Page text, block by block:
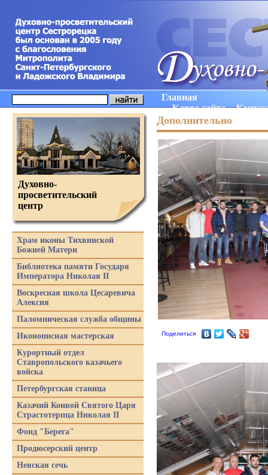
Главная
Карта сайта
Дополнительно
Поделиться
Духовно-
просветительский
центр
Храм иконы Тихвинской
Божией Матери
Библиотека памяти Государя
Императора Николая II
Воскресная школа Цесаревича
Алексия
Паломническая служба общины
Иконописная мастерская
Курортный отдел
Ставропольского казачьего
войска
Петербургская станица
Казачий Конвой Святого Царя
Страстотерпца Николая II
Фонд "Берега"
Продюсерский центр
Невская сечь